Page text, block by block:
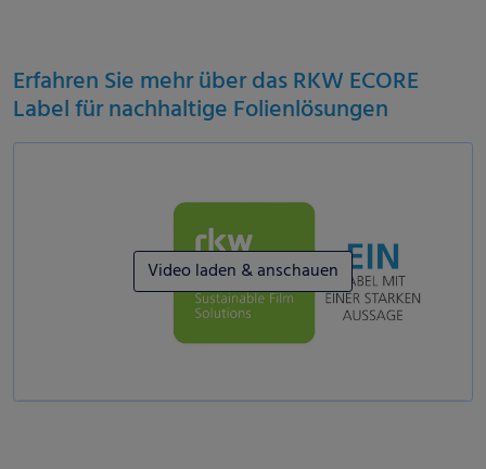
Erfahren Sie mehr über das RKW ECORE
Label für nachhaltige Folienlösungen
Video laden & anschauen